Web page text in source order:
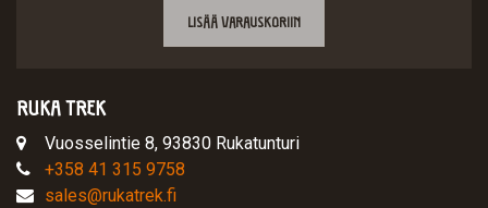
LISÄÄ VARAUSKORIIN
RUKA TREK
Vuosselintie 8, 93830 Rukatunturi
+358 41 315 9758
sales@rukatrek.fi